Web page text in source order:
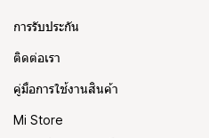
การรับประกัน
ติดต่อเรา
คู่มือการใช้งานสินค้า
Mi Store